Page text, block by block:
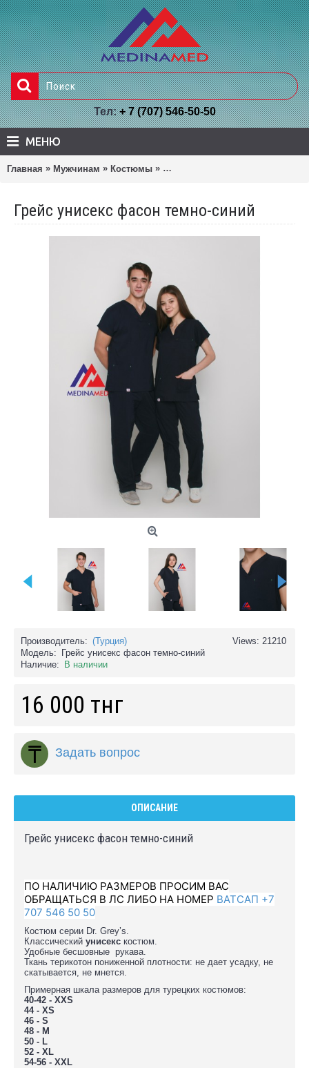
Тел:+ 7 (707) 546-50-50
МЕНЮ
Главная » Мужчинам » Костюмы » Грейс унисекс фасон темно-
Грейс унисекс фасон темно-синий
Views: 21210
Производитель: (Турция)
Модель:
Грейс унисекс фасон темно-синий
Наличие:
В наличии
16 000 тнг
Задать вопрос
ОПИСАНИЕ
Грейс унисекс фасон темно-синий
ПО НАЛИЧИЮ РАЗМЕРОВ ПРОСИМ ВАС
ОБРАЩАТЬСЯ В ЛС ЛИБО НА НОМЕР ВАТСАП +7
707 546 50 50
Костюм серии Dr. Grey’s.
Классический унисекс костюм.
Удобные бесшовные рукава.
Ткань терикотон пониженной плотности: не дает усадку, не
скатывается, не мнется.
Примерная шкала размеров для турецких костюмов:
40-42 - XXS
44 - XS
46 - S
48 - M
50 - L
52 - XL
54-56 - XXL